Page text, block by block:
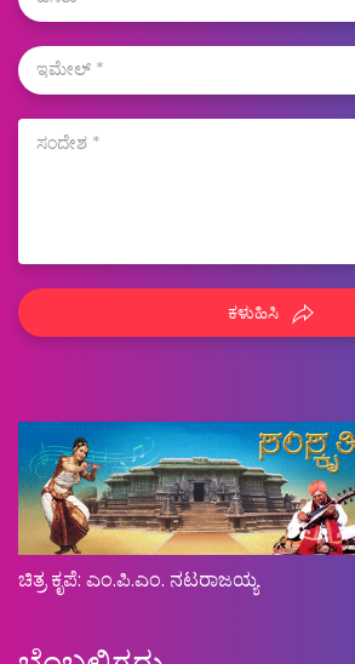
ಕಳುಹಿಸಿ
ಚಿತ್ರ ಕೃಪೆ: ಎಂ.ಪಿ.ಎಂ. ನಟರಾಜಯ್ಯ